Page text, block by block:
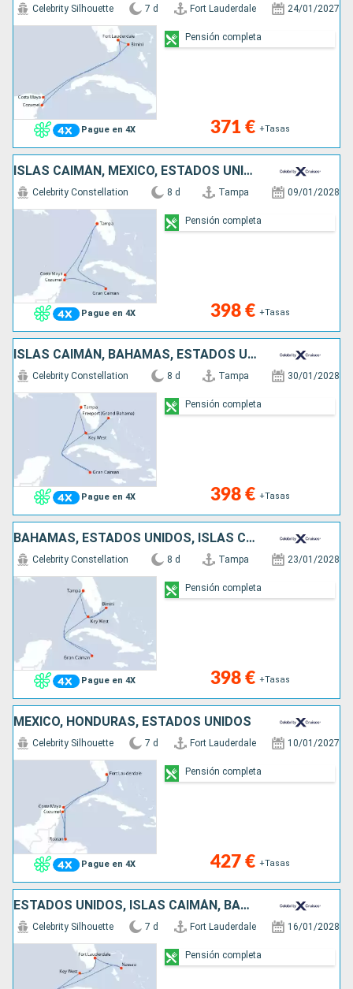
Pague en 4X
Celebrity Silhouette 7 d Fort Lauderdale 24/01/2027
371 € +Tasas
Pensión completa
ISLAS CAIMÁN, MÉXICO, ESTADOS UNIDOS
Pague en 4X
Celebrity Constellation 8 d Tampa 09/01/2028
398 € +Tasas
Pensión completa
ISLAS CAIMÁN, BAHAMAS, ESTADOS UNIDOS
Pague en 4X
Celebrity Constellation 8 d Tampa 30/01/2028
398 € +Tasas
Pensión completa
BAHAMAS, ESTADOS UNIDOS, ISLAS CAIMÁN
Pague en 4X
Celebrity Constellation 8 d Tampa 23/01/2028
398 € +Tasas
Pensión completa
MÉXICO, HONDURAS, ESTADOS UNIDOS
Pague en 4X
Celebrity Silhouette 7 d Fort Lauderdale 10/01/2027
427 € +Tasas
Pensión completa
ESTADOS UNIDOS, ISLAS CAIMÁN, BAHAMAS
Celebrity Silhouette 7 d Fort Lauderdale 16/01/2028
Pensión completa